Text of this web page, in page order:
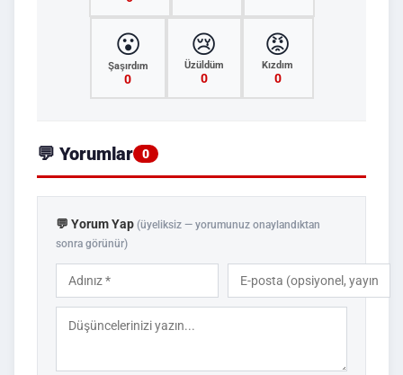
😮
Şaşırdım
0
😢
Üzüldüm
0
😡
Kızdım
0
💬 Yorumlar 0
💬 Yorum Yap (üyeliksiz — yorumunuz onaylandıktan
sonra görünür)